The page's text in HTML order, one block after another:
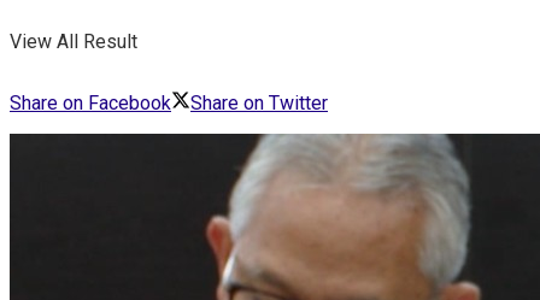
View All Result
Share on Facebook Share on Twitter